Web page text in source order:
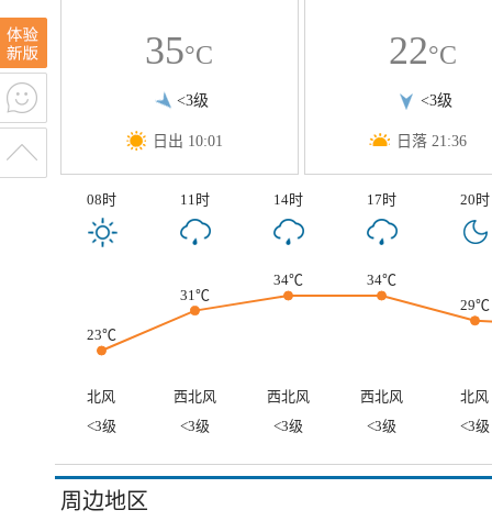
35°C
<3级
日出 10:01
22°C
<3级
日落 21:36
08时 11时 14时 17时 20时
23℃
31℃
34℃
34℃
29℃
北风 西北风 西北风 西北风
北风
<3级
<3级 <3级 <3级 <3级
周边地区